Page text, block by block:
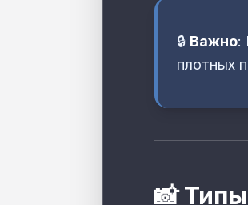
🔒 Важно:
плотных
📸